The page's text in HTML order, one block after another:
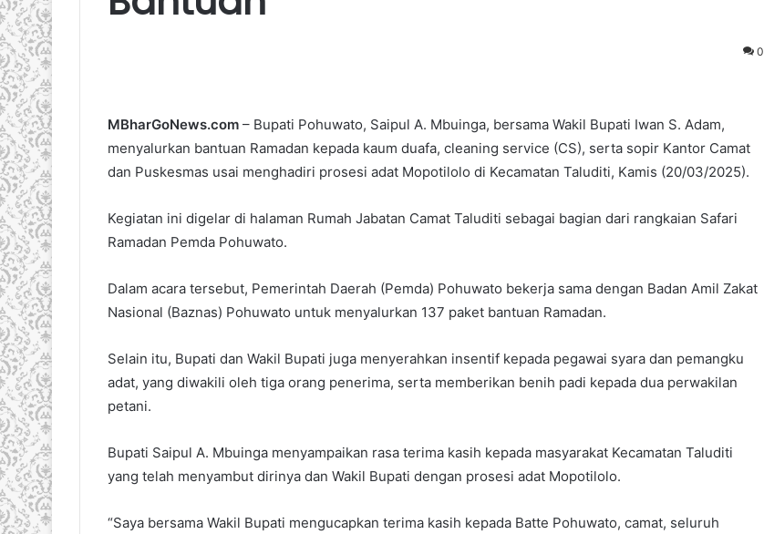
0
MBharGoNews.com – Bupati Pohuwato, Saipul A. Mbuinga, bersama Wakil Bupati Iwan S. Adam,
menyalurkan bantuan Ramadan kepada kaum duafa, cleaning service (CS), serta sopir Kantor Camat
dan Puskesmas usai menghadiri prosesi adat Mopotilolo di Kecamatan Taluditi, Kamis (20/03/2025).
Kegiatan ini digelar di halaman Rumah Jabatan Camat Taluditi sebagai bagian dari rangkaian Safari
Ramadan Pemda Pohuwato.
Dalam acara tersebut, Pemerintah Daerah (Pemda) Pohuwato bekerja sama dengan Badan Amil Zakat
Nasional (Baznas) Pohuwato untuk menyalurkan 137 paket bantuan Ramadan.
Selain itu, Bupati dan Wakil Bupati juga menyerahkan insentif kepada pegawai syara dan pemangku
adat, yang diwakili oleh tiga orang penerima, serta memberikan benih padi kepada dua perwakilan
petani.
Bupati Saipul A. Mbuinga menyampaikan rasa terima kasih kepada masyarakat Kecamatan Taluditi
yang telah menyambut dirinya dan Wakil Bupati dengan prosesi adat Mopotilolo.
“Saya bersama Wakil Bupati mengucapkan terima kasih kepada Batte Pohuwato, camat, seluruh